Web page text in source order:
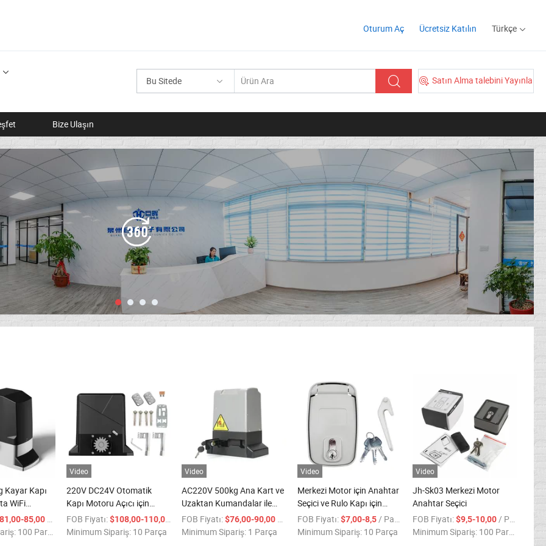
Oturum Aç Ücretsiz Katılın Türkçe
Bu Sitede Satın Alma talebini Yayınla
Bize Ulaşın
Kayar Kapı
WiFi
85,00 / Parça
100 Parça
Video
220V DC24V Otomatik
Kapı Motoru Açıcı için
1000kg Kayar Kapı Motoru
FOB Fiyatı:$108,00-110,00
/ Parça
Minimum Sipariş: 10 Parça
Video
AC220V 500kg Ana Kart ve
Uzaktan Kumandalar ile
Kayar Kapı Motoru
FOB Fiyatı:$76,00-90,00 / Parça
Minimum Sipariş: 1 Parça
Video
Merkezi Motor için Anahtar
Seçici ve Rulo Kapı için
Anahtar Anahtarı
FOB Fiyatı:$7,00-8,5/ Parça
Minimum Sipariş: 10 Parça
Video
Jh-Sk03 Merkezi Motor
Anahtar Seçici
FOB Fiyatı:$9,5-10,00/ Parça
Minimum Sipariş: 100 Parça